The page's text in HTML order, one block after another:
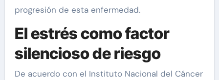
progresión de esta enfermedad.
El estrés como factor
silencioso de riesgo
De acuerdo con el Instituto Nacional del Cáncer